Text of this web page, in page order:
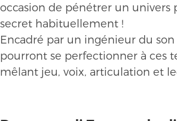
occasion de pénétrer un
secret habituellement !
Encadré par un ingénieur du
pourront se perfectionner à ces
mêlant jeu, voix, articulation et